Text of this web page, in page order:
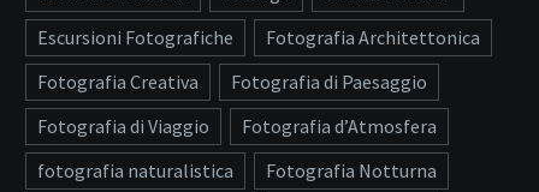
Escursioni Fotografiche
Fotografia Architettonica
Fotografia Creativa
Fotografia di Paesaggio
Fotografia di Viaggio
Fotografia d’Atmosfera
fotografia naturalistica
Fotografia Notturna